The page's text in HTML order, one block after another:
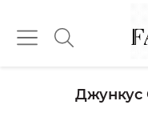
Джункус